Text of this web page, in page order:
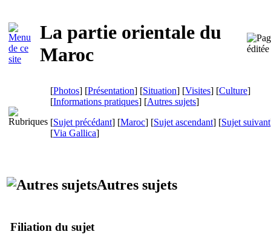
La partie orientale du
Maroc
[Photos] [Présentation] [Situation] [Visites] [Culture]
[Informations pratiques] [Autres sujets]
[Sujet précédant] [Maroc] [Sujet ascendant] [Sujet suivant
[Via Gallica]
Autres sujets
Filiation du sujet